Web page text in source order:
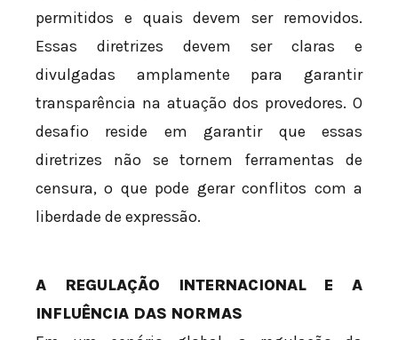
permitidos e quais devem ser removidos.
Essas diretrizes devem ser claras e
divulgadas amplamente para garantir
transparência na atuação dos provedores. O
desafio reside em garantir que essas
diretrizes não se tornem ferramentas de
censura, o que pode gerar conflitos com a
liberdade de expressão.
A REGULAÇÃO INTERNACIONAL E A
INFLUÊNCIA DAS NORMAS